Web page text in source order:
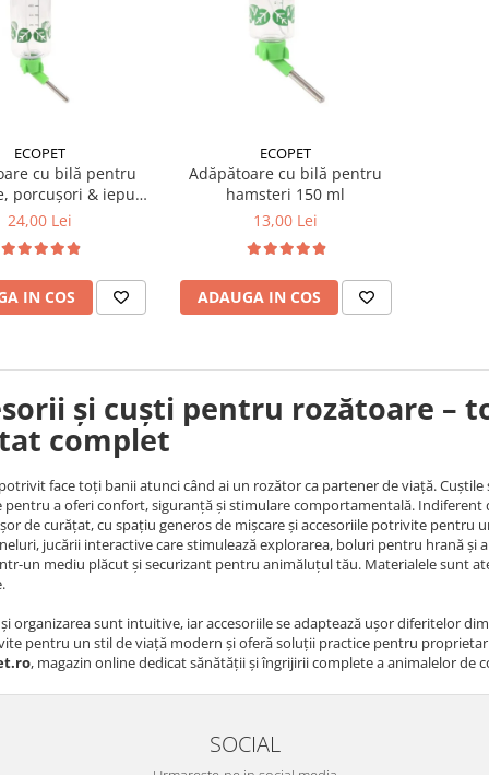
ECOPET
cu bilă pentru
porcușori & iepuri
500 ml
24,00 Lei
IN COS
ECOPET
Adăpătoare cu bilă pentru
hamsteri 150 ml
13,00 Lei
ADAUGA IN COS
și cuști pentru rozătoare –
complet
face toți banii atunci când ai un rozător ca partener de viață.
pentru a oferi confort, siguranță și stimulare comportamentală. Indiferent
de curățat, cu spațiu generos de mișcare și accesoriile potrivite pentru
jucării interactive care stimulează explorarea, boluri pentru hrană și
un mediu plăcut și securizant pentru animăluțul tău. Materialele sunt
organizarea sunt intuitive, iar accesoriile se adaptează ușor diferitelor
pentru un stil de viață modern și oferă soluții practice pentru
, magazin online dedicat sănătății și îngrijirii complete a animalelor de
SOCIAL